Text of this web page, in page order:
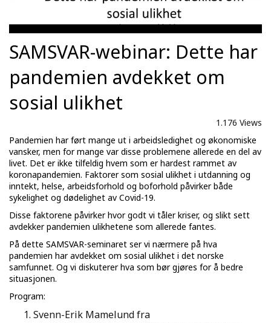
SAMSVAR-webinar: Dette har
pandemien avdekket om
sosial ulikhet
1.176 Views
Pandemien har ført mange ut i arbeidsledighet og økonomiske
vansker, men for mange var disse problemene allerede en del av
livet. Det er ikke tilfeldig hvem som er hardest rammet av
koronapandemien. Faktorer som sosial ulikhet i utdanning og
inntekt, helse, arbeidsforhold og boforhold påvirker både
sykelighet og dødelighet av Covid-19.
Disse faktorene påvirker hvor godt vi tåler kriser, og slikt sett
avdekker pandemien ulikhetene som allerede fantes.
På dette SAMSVAR-seminaret ser vi nærmere på hva
pandemien har avdekket om sosial ulikhet i det norske
samfunnet. Og vi diskuterer hva som bør gjøres for å bedre
situasjonen.
Program:
Svenn-Erik Mamelund fra